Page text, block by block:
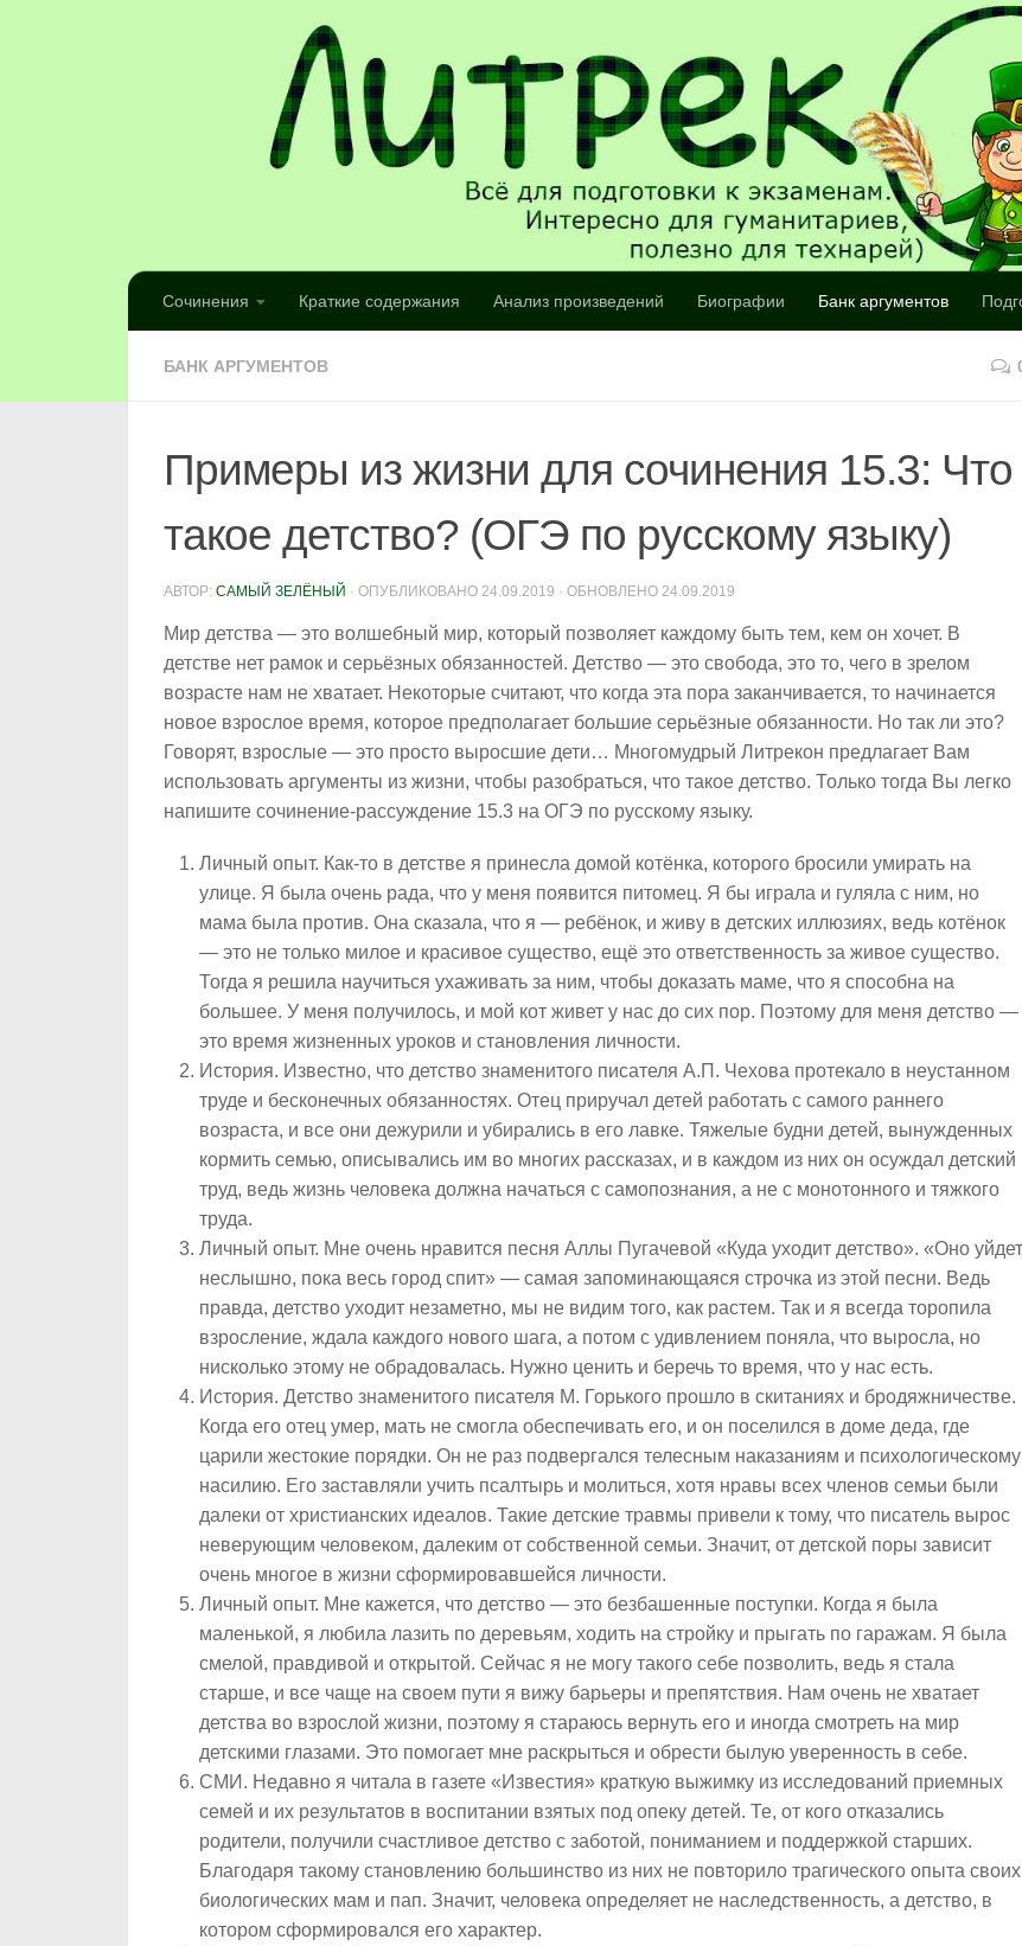
Сочинения Краткие содержания Анализ произведений Биографии Банк аргументов
БАНК АРГУМЕНТОВ
Примеры из жизни для сочинения 15.3: Что
такое детство? (ОГЭ по русскому языку)
АВТОР: САМЫЙ ЗЕЛЁНЫЙ · ОПУБЛИКОВАНО 24.09.2019 · ОБНОВЛЕНО 24.09.2019
Мир детства — это волшебный мир, который позволяет каждому быть тем, кем он хочет. В
детстве нет рамок и серьёзных обязанностей. Детство — это свобода, это то, чего в зрелом
возрасте нам не хватает. Некоторые считают, что когда эта пора заканчивается, то начинается
новое взрослое время, которое предполагает большие серьёзные обязанности. Но так ли это?
Говорят, взрослые — это просто выросшие дети… Многомудрый Литрекон предлагает Вам
использовать аргументы из жизни, чтобы разобраться, что такое детство. Только тогда Вы легко
напишите сочинение-рассуждение 15.3 на ОГЭ по русскому языку.
Личный опыт. Как-то в детстве я принесла домой котёнка, которого бросили умирать на
улице. Я была очень рада, что у меня появится питомец. Я бы играла и гуляла с ним, но
мама была против. Она сказала, что я — ребёнок, и живу в детских иллюзиях, ведь котёнок
— это не только милое и красивое существо, ещё это ответственность за живое существо.
Тогда я решила научиться ухаживать за ним, чтобы доказать маме, что я способна на
большее. У меня получилось, и мой кот живет у нас до сих пор. Поэтому для меня детство —
это время жизненных уроков и становления личности.
История. Известно, что детство знаменитого писателя А.П. Чехова протекало в неустанном
труде и бесконечных обязанностях. Отец приручал детей работать с самого раннего
возраста, и все они дежурили и убирались в его лавке. Тяжелые будни детей, вынужденных
кормить семью, описывались им во многих рассказах, и в каждом из них он осуждал детский
труд, ведь жизнь человека должна начаться с самопознания, а не с монотонного и тяжкого
труда.
Личный опыт. Мне очень нравится песня Аллы Пугачевой «Куда уходит детство». «Оно уйдет
неслышно, пока весь город спит» — самая запоминающаяся строчка из этой песни. Ведь
правда, детство уходит незаметно, мы не видим того, как растем. Так и я всегда торопила
взросление, ждала каждого нового шага, а потом с удивлением поняла, что выросла, но
нисколько этому не обрадовалась. Нужно ценить и беречь то время, что у нас есть.
История. Детство знаменитого писателя М. Горького прошло в скитаниях и бродяжничестве.
Когда его отец умер, мать не смогла обеспечивать его, и он поселился в доме деда, где
царили жестокие порядки. Он не раз подвергался телесным наказаниям и психологическому
насилию. Его заставляли учить псалтырь и молиться, хотя нравы всех членов семьи были
далеки от христианских идеалов. Такие детские травмы привели к тому, что писатель вырос
неверующим человеком, далеким от собственной семьи. Значит, от детской поры зависит
очень многое в жизни сформировавшейся личности.
Личный опыт. Мне кажется, что детство — это безбашенные поступки. Когда я была
маленькой, я любила лазить по деревьям, ходить на стройку и прыгать по гаражам. Я была
смелой, правдивой и открытой. Сейчас я не могу такого себе позволить, ведь я стала
старше, и все чаще на своем пути я вижу барьеры и препятствия. Нам очень не хватает
детства во взрослой жизни, поэтому я стараюсь вернуть его и иногда смотреть на мир
детскими глазами. Это помогает мне раскрыться и обрести былую уверенность в себе.
СМИ . Недавно я читала в газете «Известия» краткую выжимку из исследований приемных
семей и их результатов в воспитании взятых под опеку детей. Те, от кого отказались
родители, получили счастливое детство с заботой, пониманием и поддержкой старших.
Благодаря такому становлению большинство из них не повторило трагического опыта своих
биологических мам и пап. Значит, человека определяет не наследственность, а детство, в
котором сформировался его характер.